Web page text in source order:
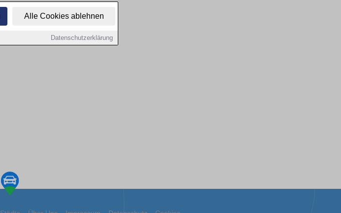
Alle Cookies ablehnen
Datenschutzerklärung